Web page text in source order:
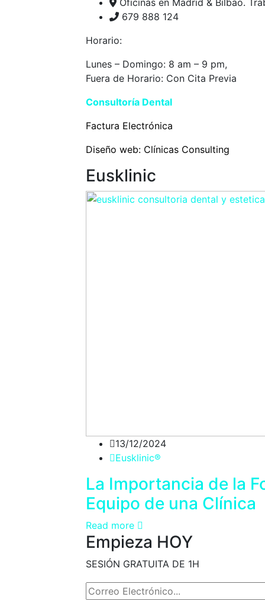
Oficinas en Madrid & Bilbao.
679 888 124
Horario:
Lunes – Domingo: 8 am – 9 pm,
Fuera de Horario: Con Cita Previa
Consultoría Dental
Factura Electrónica
Diseño web: Clínicas Consulting
Eusklinic
13/12/2024
Eusklinic®
La Importancia de la
Equipo de una Clínica
Read more
Empieza HOY
SESIÓN GRATUITA DE 1H